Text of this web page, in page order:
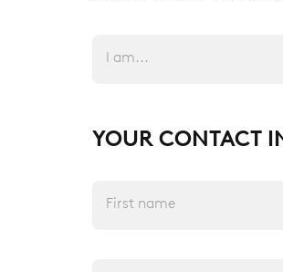
I am...
YOUR CONTACT
First name